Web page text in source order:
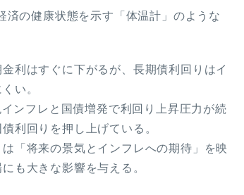
済の健康状態を示す「体温計」のような
利はすぐに下がるが、長期債利回りはイ
い。
ンフレと国債増発で利回り上昇圧力が続
利回りを押し上げている。
「将来の景気とインフレへの期待」を映
も大きな影響を与える。